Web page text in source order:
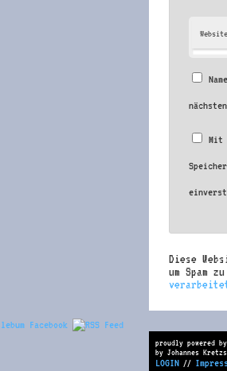
Mit
Diese
um Spam
proudly powered
by Johannes
LOGIN //